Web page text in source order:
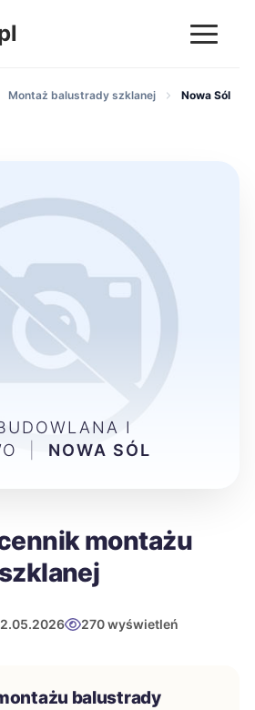
Montaż balustrady szklanej Nowa Sól
montażu
270 wyświetleń
balustrady
I
NOWA SÓL